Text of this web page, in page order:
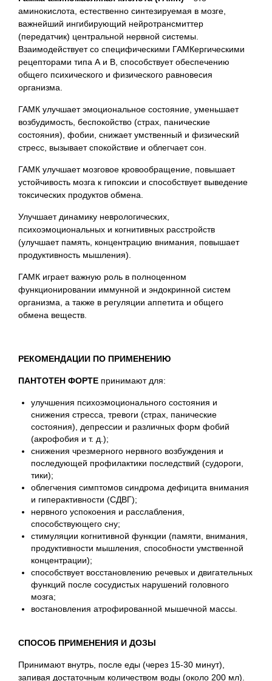
аминокислота, естественно синтезируемая в мозге,
важнейший ингибирующий нейротрансмиттер
(передатчик) центральной нервной системы.
Взаимодействует со специфическими ГАМКергическими
рецепторами типа А и В, способствует обеспечению
общего психического и физического равновесия
организма.
ГАМК улучшает эмоциональное состояние, уменьшает
возбудимость, беспокойство (страх, панические
состояния), фобии, снижает умственный и физический
стресс, вызывает спокойствие и облегчает сон.
ГАМК улучшает мозговое кровообращение, повышает
устойчивость мозга к гипоксии и способствует выведение
токсических продуктов обмена.
Улучшает динамику неврологических,
психоэмоциональных и когнитивных расстройств
(улучшает память, концентрацию внимания, повышает
продуктивность мышления).
ГАМК играет важную роль в полноценном
функционировании иммунной и эндокринной систем
организма, а также в регуляции аппетита и общего
обмена веществ.
РЕКОМЕНДАЦИИ ПО ПРИМЕНЕНИЮ
ПАНТОТЕН ФОРТЕ принимают для:
улучшения психоэмоционального состояния и
снижения стресса, тревоги (страх, панические
состояния), депрессии и различных форм фобий
(акрофобия и т. д.);
снижения чрезмерного нервного возбуждения и
последующей профилактики последствий (судороги,
тики);
облегчения симптомов синдрома дефицита внимания
и гиперактивности (СДВГ);
нервного успокоения и расслабления,
способствующего сну;
стимуляции когнитивной функции (памяти, внимания,
продуктивности мышления, способности умственной
концентрации);
способствует восстановлению речевых и двигательных
функций после сосудистых нарушений головного
мозга;
востановления атрофированной мышечной массы.
СПОСОБ ПРИМЕНЕНИЯ И ДОЗЫ
Принимают внутрь, после еды (через 15-30 минут),
запивая достаточным количеством воды (около 200 мл).